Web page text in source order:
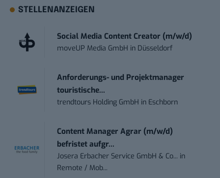
STELLENANZEIGEN
Social Media Content Creator (m/w/d)
moveUP Media GmbH in Düsseldorf
Anforderungs- und Projektmanager
touristische...
trendtours Holding GmbH in Eschborn
Content Manager Agrar (m/w/d)
befristet aufgr...
Josera Erbacher Service GmbH & Co... in
Remote / Mob...